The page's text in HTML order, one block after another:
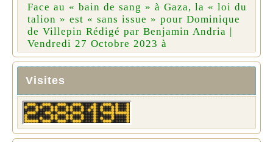
Face au « bain de sang » à Gaza, la « loi du
talion » est « sans issue » pour Dominique
de Villepin Rédigé par Benjamin Andria |
Vendredi 27 Octobre 2023 à
Visites